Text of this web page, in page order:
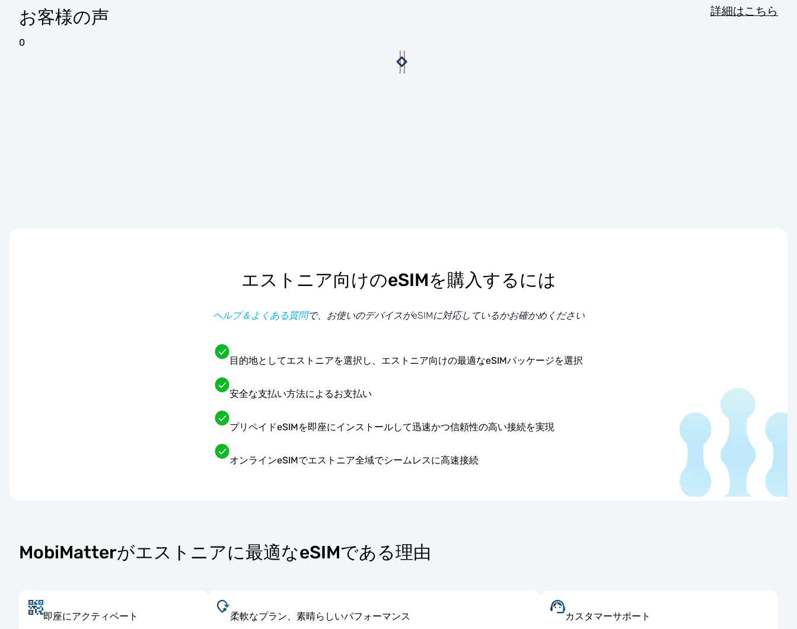
お客様の声 詳細はこちら
0
エストニア向けのeSIMを購入するには
ヘルプ＆よくある質問で、お使いのデバイスがeSIMに対応しているかお確かめください
目的地としてエストニアを選択し、エストニア向けの最適なeSIMパッケージを選択
安全な支払い方法によるお支払い
プリペイドeSIMを即座にインストールして迅速かつ信頼性の高い接続を実現
オンラインeSIMでエストニア全域でシームレスに高速接続
MobiMatterがエストニアに最適なeSIMである理由
即座にアクティベート 柔軟なプラン、素晴らしいパフォーマンス カスタマーサポート